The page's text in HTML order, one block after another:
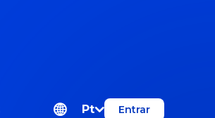
Pt Entrar